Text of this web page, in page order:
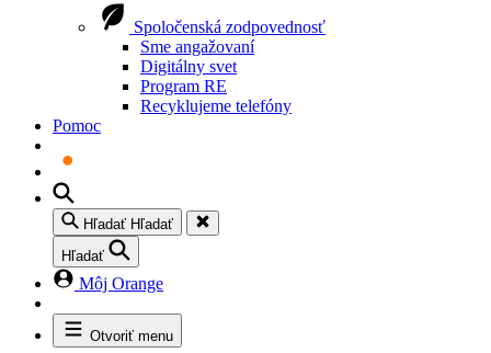
Spoločenská zodpovednosť
Sme angažovaní
Digitálny svet
Program RE
Recyklujeme telefóny
Pomoc
Hľadať Hľadať
Hľadať
Môj Orange
Otvoriť menu